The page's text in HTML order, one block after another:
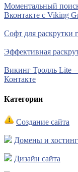
Моментальный
Вконтакте с Viking
Софт для раскрутки
Эффективная
Викинг Тролль Lite
Контакте
Категории
Создание сайта
Домены и хостинг
Дизайн сайта